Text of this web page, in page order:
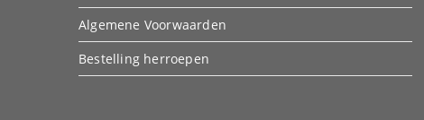
Algemene Voorwaarden
Bestelling herroepen